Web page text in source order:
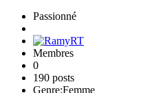
Passionné
Membres
0
190 posts
Genre:Femme